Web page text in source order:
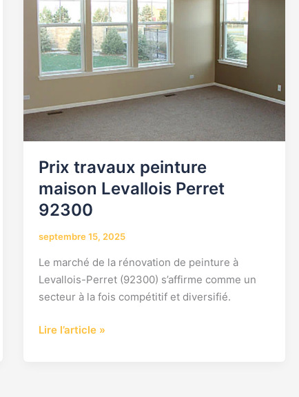
Prix travaux peinture
maison Levallois Perret
92300
septembre 15, 2025
Le marché de la rénovation de peinture à
Levallois-Perret (92300) s’affirme comme un
secteur à la fois compétitif et diversifié.
Lire l’article »